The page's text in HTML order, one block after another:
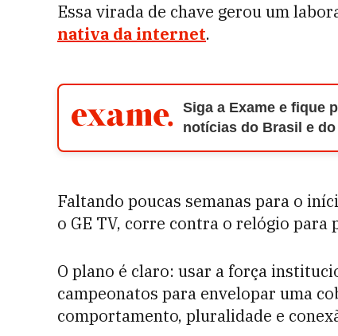
Essa virada de chave gerou um
nativa da internet.
Siga a Exame e fique
notícias do Brasil e
Faltando poucas semanas para o
o GE TV, corre contra o relógio
O plano é claro: usar a força
campeonatos para envelopar uma
comportamento, pluralidade e